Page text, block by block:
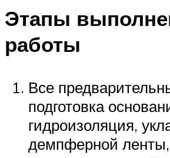
Этапы
работы
Все
подготовка
гидроизоляция,
демпферной